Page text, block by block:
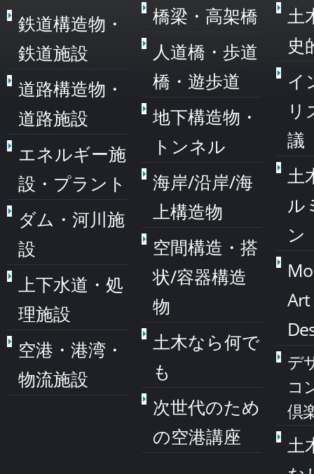
鉄道構造物・
鉄道施設
道路構造物・
道路施設
エネルギー施
設・プラント
ダム・河川施
設
上下水道・処
理施設
空港・港湾・
物流施設
橋梁・高架橋
人道橋・歩道
橋・遊歩道
地下構造物・
トンネル
海岸/沿岸/海
上構造物
空間構造・搭
状/容器構造
物
土木なら何で
も
次世代のため
の空港講座
土
史
イ
リ
議
土
ル
ン
デ
コ
倶
土